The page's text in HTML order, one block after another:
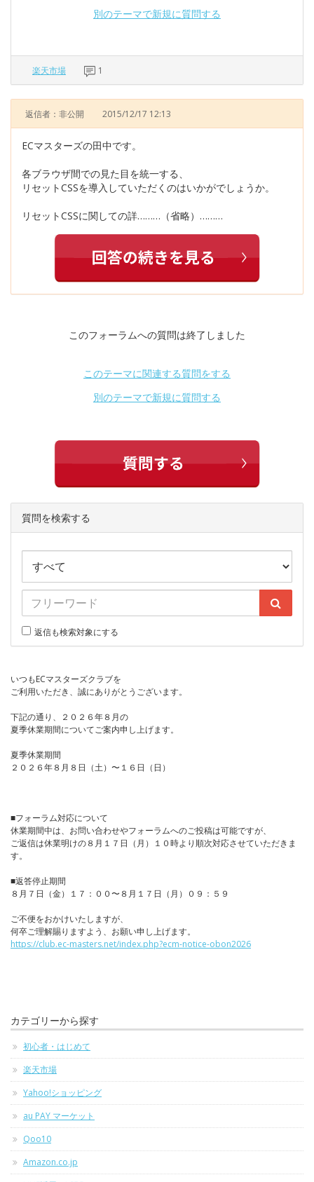
別のテーマで新規に質問する
楽天市場 1
返信者：非公開 2015/12/17 12:13
ECマスターズの田中です。
各ブラウザ間での見た目を統一する、
リセットCSSを導入していただくのはいかがでしょうか。
リセットCSSに関しての詳………（省略）………
このフォーラムへの質問は終了しました
このテーマに関連する質問をする
別のテーマで新規に質問する
質問を検索する
返信も検索対象にする
いつもECマスターズクラブを
ご利用いただき、誠にありがとうございます。
下記の通り、２０２６年８月の
夏季休業期間についてご案内申し上げます。
夏季休業期間
２０２６年８月８日（土）〜１６日（日）
■フォーラム対応について
休業期間中は、お問い合わせやフォーラムへのご投稿は可能ですが、
ご返信は休業明けの８月１７日（月）１０時より順次対応させていただきま
す。
■返答停止期間
８月７日（金）１７：００〜８月１７日（月）０９：５９
ご不便をおかけいたしますが、
何卒ご理解賜りますよう、お願い申し上げます。
https://club.ec-masters.net/index.php?ecm-notice-obon2026
カテゴリーから探す
初心者・はじめて
楽天市場
Yahoo!ショッピング
au PAY マーケット
Qoo10
Amazon.co.jp